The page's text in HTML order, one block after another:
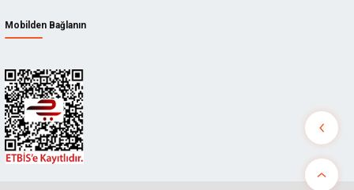
Mobilden Bağlanın